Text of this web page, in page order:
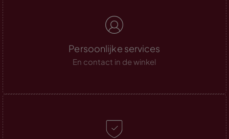
Persoonlijke services
En contact in de winkel